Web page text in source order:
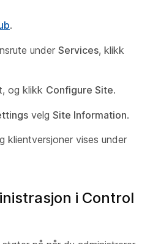
.
under Services, klikk
og klikk Configure Site.
velg Site Information.
klientversjoner vises under
i Control